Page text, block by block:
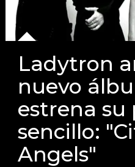
Ladytron
nuevo
estrena su
sencillo:
Angels"